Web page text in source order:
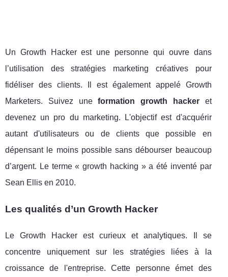
Un Growth Hacker est une personne qui ouvre dans
l’utilisation des stratégies marketing créatives pour
fidéliser des clients. Il est également appelé Growth
Marketers. Suivez uneformation growth hackeret
devenez un pro du marketing. L'objectif est d'acquérir
autant d'utilisateurs ou de clients que possible en
dépensant le moins possible sans débourser beaucoup
d’argent. Le terme « growth hacking » a été inventé par
Sean Ellis en 2010.
Les qualités d’un Growth Hacker
Le Growth Hacker est curieux et analytiques. Il se
concentre uniquement sur les stratégies liées à la
croissance de l'entreprise. Cette personne émet des